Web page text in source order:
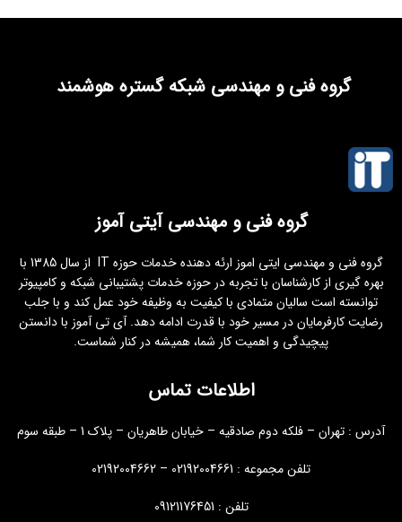
گروه فنی و مهندسی شبکه گستره هوشمند
گروه فنی و مهندسی آیتی آموز
گروه فنی و مهندسی ایتی اموز ارئه دهنده خدمات حوزه IT از سال 1385 با
بهره گیری از کارشناسان با تجربه در حوزه خدمات پشتیبانی شبکه و کامپیوتر
توانسته است سالیان متمادی با کیفیت به وظیفه خود عمل کند و با جلب
رضایت کارفرمایان در مسیر خود با قدرت ادامه دهد. آی تی آموز با دانستن
پیچیدگی و اهمیت کار شما، همیشه در کنار شماست.
اطلاعات تماس
آدرس : تهران – فلکه دوم صادقیه – خیابان طاهریان – پلاک 1 – طبقه سوم
تلفن مجموعه : 02192004661 – 02192004662
تلفن : 09121176451